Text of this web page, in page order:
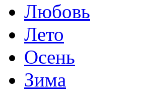
Любовь
Лето
Осень
Зима